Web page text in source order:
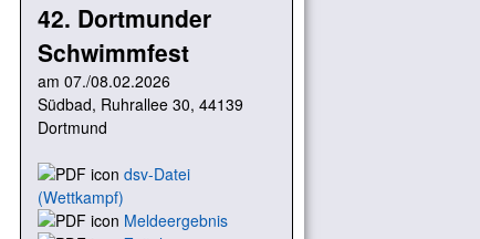
42. Dortmunder
Schwimmfest
am 07./08.02.2026
Südbad, Ruhrallee 30, 44139
Dortmund
dsv-Datei
(Wettkampf)
Meldeergebnis